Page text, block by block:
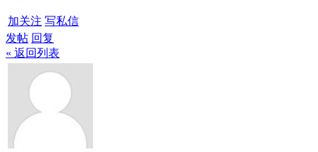
加关注 写私信
发帖 回复
« 返回列表